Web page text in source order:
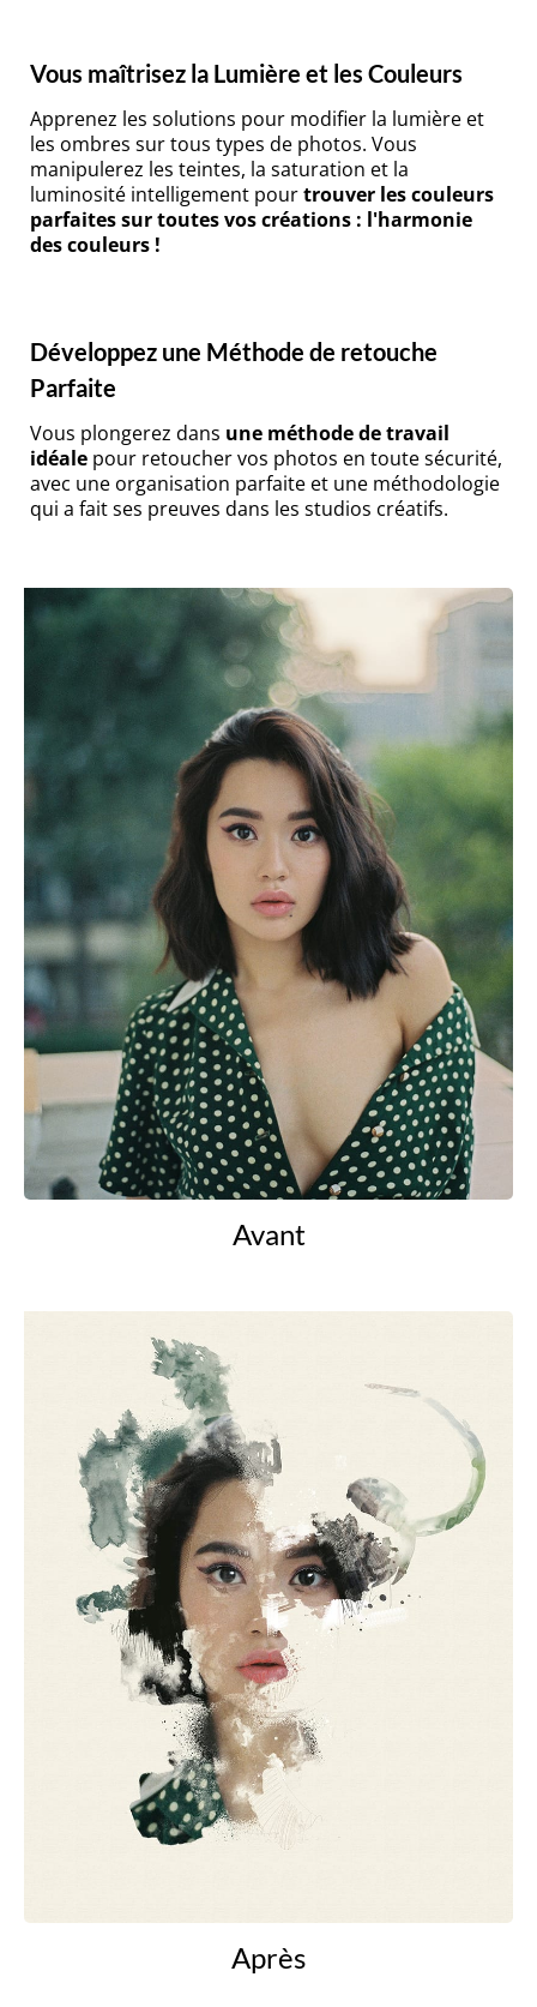
Vous maîtrisez la Lumière et les Couleurs
Apprenez les solutions pour modifier la lumière et
les ombres sur tous types de photos. Vous
manipulerez les teintes, la saturation et la
luminosité intelligement pourtrouver les couleurs
parfaites sur toutes vos créations : l'harmonie
des couleurs !
Développez une Méthode de retouche
Parfaite
Vous plongerez dans une méthode de travail
idéale pour retoucher vos photos en toute sécurité,
avec une organisation parfaite et une méthodologie
qui a fait ses preuves dans les studios créatifs.
Avant
Après